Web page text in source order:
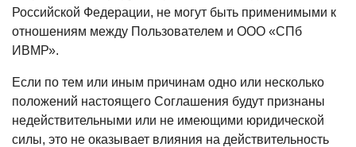
Российской Федерации, не могут быть применимыми к
отношениям между Пользователем и ООО «СПб
ИВМР».
Если по тем или иным причинам одно или несколько
положений настоящего Соглашения будут признаны
недействительными или не имеющими юридической
силы, это не оказывает влияния на действительность